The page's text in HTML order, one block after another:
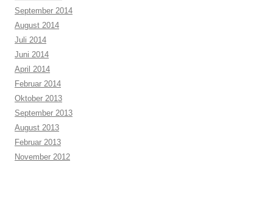
September 2014
August 2014
Juli 2014
Juni 2014
April 2014
Februar 2014
Oktober 2013
September 2013
August 2013
Februar 2013
November 2012